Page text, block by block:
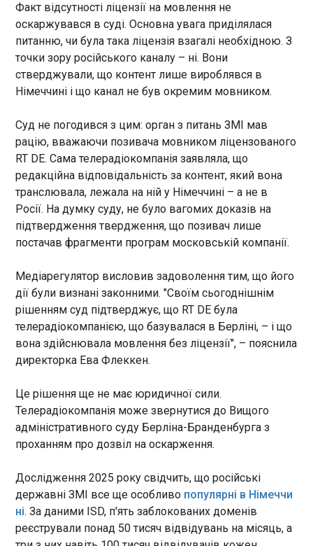
відбувалися контакти на різних рівнях, і що
прогрес полягає в тому, що щодо подібних подій
налагоджено прямий канал зв’язку.
ЧИТАТЬ
На Хмельниччині засудили ґвалтівника 13-
Суд визнав винним 20-річного жителя
Хмельниччини у зґвалтуванні 13-річної дівчинки.
Йому призначили 15 років і один місяць
позбавлення волі. Про це інформує Офіс
генпрокурора у вівторок, 30 червня.
ЧИТАТЬ
зв’язку з реакцією на спеку
19:14:16
Французька партія "Зелені" оголосила у вівторок,
що висуне вотум недовіри уряду через його дії
під час рекордної спеки минулого тижня. Про це,
як пише "Європейська правда", повідомило
видання Politico .
Проти війни рекордна кількість росіян -
опитування
Переважна більшість росіян – 81% – готова
підтримати рішення про завершення війни проти
України "вже завтра". Такі дані напередодні
оприлюднив Інститут конфліктології та аналізу
Росії (ІКАР), що базується у Києві.
Факт відсутності ліцензії на мовлення не
оскаржувався в суді. Основна увага приділялася
питанню, чи була така ліцензія взагалі необхідною. З
точки зору російського каналу – ні. Вони
стверджували, що контент лише вироблявся в
Німеччині і що канал не був окремим мовником.
Суд не погодився з цим: орган з питань ЗМІ мав
рацію, вважаючи позивача мовником ліцензованого
RT DE. Сама телерадіокомпанія заявляла, що
редакційна відповідальність за контент, який вона
транслювала, лежала на ній у Німеччині – а не в
Росії. На думку суду, не було вагомих доказів на
підтвердження твердження, що позивач лише
постачав фрагменти програм московській компанії.
Медіарегулятор висловив задоволення тим, що його
дії були визнані законними. "Своїм сьогоднішнім
рішенням суд підтверджує, що RT DE була
телерадіокомпанією, що базувалася в Берліні, – і що
вона здійснювала мовлення без ліцензії", – пояснила
директорка Ева Флеккен.
Це рішення ще не має юридичної сили.
Телерадіокомпанія може звернутися до Вищого
адміністративного суду Берліна-Бранденбурга з
проханням про дозвіл на оскарження.
Дослідження 2025 року свідчить, що російські
державні ЗМІ все ще особливо популярні в Німеччи
ні. За даними ISD, п'ять заблокованих доменів
реєстрували понад 50 тисяч відвідувань на місяць, а